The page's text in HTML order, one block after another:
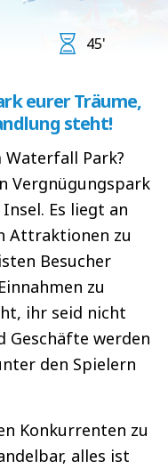
45'
eurer Träume,
steht!
Park?
Vergnügungspark
Es liegt an
Attraktionen zu
Besucher
zu
ihr seid nicht
Geschäfte werden
den Spielern
Konkurrenten zu
alles ist